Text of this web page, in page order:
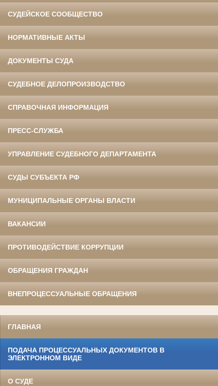
СУДЕЙСКОЕ СООБЩЕСТВО
НОРМАТИВНЫЕ АКТЫ
ДОКУМЕНТЫ СУДА
СУДЕБНОЕ ДЕЛОПРОИЗВОДСТВО
СПРАВОЧНАЯ ИНФОРМАЦИЯ
ПРЕСС-СЛУЖБА
УПРАВЛЕНИЕ СУДЕБНОГО ДЕПАРТАМЕНТА
СУДЫ СУБЪЕКТА РФ
МУНИЦИПАЛЬНЫЕ ОРГАНЫ ВЛАСТИ
ВАКАНСИИ
ПРОТИВОДЕЙСТВИЕ КОРРУПЦИИ
ОБРАЩЕНИЯ ГРАЖДАН
ВНЕПРОЦЕССУАЛЬНЫЕ ОБРАЩЕНИЯ
ГЛАВНАЯ
ПОДАЧА ПРОЦЕССУАЛЬНЫХ ДОКУМЕНТОВ В
ЭЛЕКТРОННОМ ВИДЕ
О СУДЕ